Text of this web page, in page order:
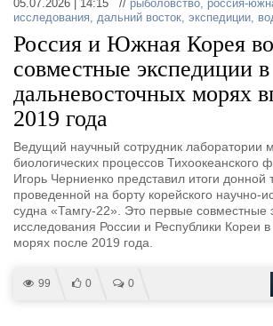
05.07.2026 | 14:15 // рыболовство, россия-
исследования, дальний восток, экспедиции,
Россия и Южная Корея
совместные экспедиции в
дальневосточных морях
2019 года
Ведущий научный сотрудник лаборатории
биологических процессов
Игорь Черниенко представил итоги донной
проведенной на борту корейского научно-
судна «Тамгу-22». Это первые совместные
исследования России и Республики Кореи
морях после 2019 года.
99 0 0